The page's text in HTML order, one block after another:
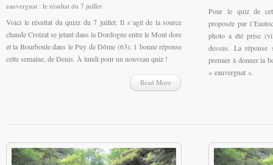
eauvergnat : le résultat du 7 juillet
Voici le résultat du quizz du 7 juillet. Il s’agit de la source
chaude Croizat se jetant dans la Dordogne entre le Mont dore
et la Bourboule dans le Puy de Dôme (63). 1 bonne réponse
cette semaine, de Denis. À lundi pour un nouveau quiz !
Read More
Pour le quiz de
proposée par
photo a été prise
dessus. La réponse
premier à donner la
« eauvergnat ».